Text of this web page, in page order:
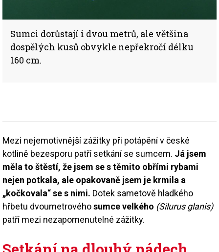
Sumci dorůstají i dvou metrů, ale většina
dospělých kusů obvykle nepřekročí délku
160 cm.
Mezi nejemotivnější zážitky při potápění v české
kotlině bezesporu patří setkání se sumcem. Já jsem
měla to štěstí, že jsem se s těmito obřími rybami
nejen potkala, ale opakovaně jsem je krmila a
„kočkovala“ se s nimi. Dotek sametově hladkého
hřbetu dvoumetrovéhosumce velkého (Silurus glanis)
patří mezi nezapomenutelné zážitky.